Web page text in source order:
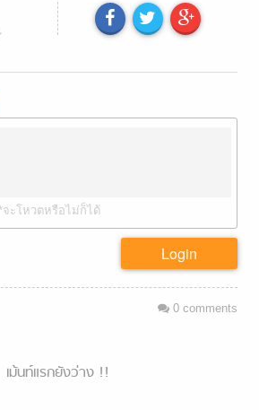
*จะโหวตหรือไม่ก็ได้
Login
0comments
เม้นท์แรกยังว่าง !!